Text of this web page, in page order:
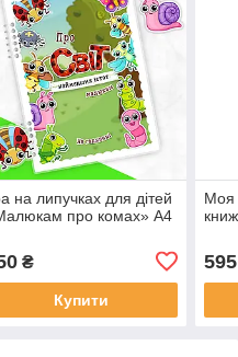
на липучках для дітей
про комах» А4
₴
Купити
Моя
595